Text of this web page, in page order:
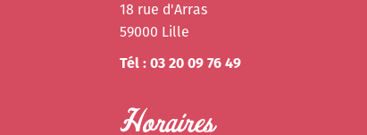
18 rue d'Arras
59000 Lille
Tél : 03 20 09 76 49
Horaires